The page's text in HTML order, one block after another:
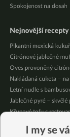
Spokojenost na dosah
Nejnovější recepty
Pikantní mexická
Citrónové jablečné
Oves provoněný
Nakládaná cuketa –
Letní nudle s
Jablečné pyré –
Křupavé tofu s
Mrkvovo-dýňová
I my se